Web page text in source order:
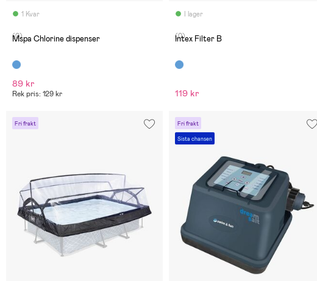
1 Kvar
(0)
Mspa Chlorine dispenser
89 kr
Rek pris: 129 kr
I lager
(0)
Intex Filter B
119 kr
Fri frakt Fri frakt
Sista chansen